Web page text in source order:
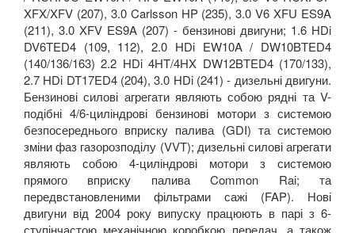
XFX/XFV (207), 3.0 Carlsson HP (235), 3.0 V6 XFU ES9A
(211), 3.0 XFV ES9A (207) - бензинові двигуни; 1.6 HDi
DV6TED4 (109, 112), 2.0 HDi EW10A / DW10BTED4
(140/136/163) 2.2 HDi 4HT/4HX DW12BTED4 (170/133),
2.7 HDi DT17ED4 (204), 3.0 HDi (241) - дизельні двигуни.
Бензинові силові агрегати являють собою рядні та V-
подібні 4/6-циліндрові бензинові мотори з системою
безпосереднього вприску палива (GDI) та системою
зміни фаз газорозподілу (VVT); дизельні силові агрегати
являють собою 4-циліндрові мотори з системою
прямого вприску палива Common Rai; та
передвстановленими фільтрами сажі (FAP). Нові
двигуни від 2004 року випуску працюють в парі з 6-
ступінчастою механічною коробкою передач, а також